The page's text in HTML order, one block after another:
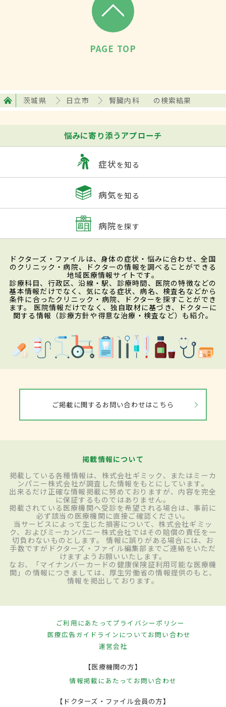
PAGE TOP
茨城県 日立市 腎臓内科 の検索結果
悩みに寄り添うアプローチ
症状を知る
病気を知る
病院を探す
ドクターズ・ファイルは、身体の症状・悩みに合わせ、全国
のクリニック・病院、ドクターの情報を調べることができる
地域医療情報サイトです。
診療科目、行政区、沿線・駅、診療時間、医院の特徴などの
基本情報だけでなく、気になる症状、病名、検査名などから
条件に合ったクリニック・病院、ドクターを探すことができ
ます。 医院情報だけでなく、独自取材に基づき、ドクターに
関する情報（診療方針や得意な治療・検査など）も紹介。
ご掲載に関するお問い合わせはこちら
掲載情報について
掲載している各種情報は、株式会社ギミック、またはミーカ
ンパニー株式会社が調査した情報をもとにしています。
出来るだけ正確な情報掲載に努めておりますが、内容を完全
に保証するものではありません。
掲載されている医療機関へ受診を希望される場合は、事前に
必ず該当の医療機関に直接ご確認ください。
当サービスによって生じた損害について、株式会社ギミッ
ク、およびミーカンパニー株式会社ではその賠償の責任を一
切負わないものとします。 情報に誤りがある場合には、お
手数ですがドクターズ・ファイル編集部までご連絡をいただ
けますようお願いいたします。
なお、「マイナンバーカードの健康保険証利用可能な医療機
関」の情報につきましては、厚生労働省の情報提供のもと、
情報を掲出しております。
ご利用にあたってプライバシーポリシー
医療広告ガイドラインについてお問い合わせ
運営会社
【医療機関の方】
情報掲載にあたって お問い合わせ
【ドクターズ・ファイル会員の方】